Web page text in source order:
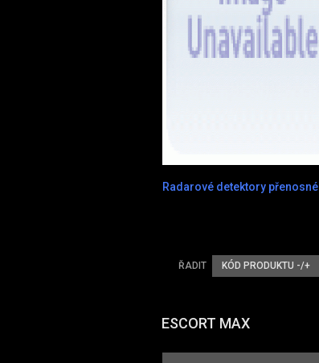
Radarové detektory přenosné
ŘADIT KÓD PRODUKTU -/+
ESCORT MAX